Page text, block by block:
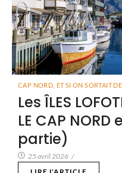
CAP NORD ET SI ON SORTAIT
Les ÎLES
LE CAP
partie)
25 avril 2026 /